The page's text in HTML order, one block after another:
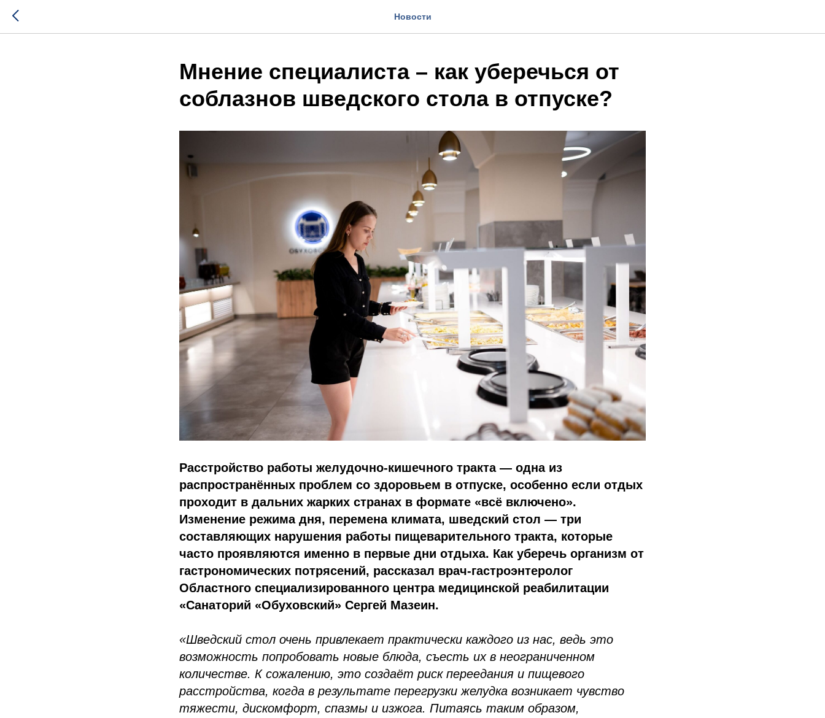
Новости
Мнение специалиста – как уберечься от
соблазнов шведского стола в отпуске?
Расстройство работы желудочно-кишечного тракта — одна из
распространённых проблем со здоровьем в отпуске, особенно если отдых
проходит в дальних жарких странах в формате «всё включено».
Изменение режима дня, перемена климата, шведский стол — три
составляющих нарушения работы пищеварительного тракта, которые
часто проявляются именно в первые дни отдыха. Как уберечь организм от
гастрономических потрясений, рассказал врач-гастроэнтеролог
Областного специализированного центра медицинской реабилитации
«Санаторий «Обуховский» Сергей Мазеин.
«Шведский стол очень привлекает практически каждого из нас, ведь это
возможность попробовать новые блюда, съесть их в неограниченном
количестве. К сожалению, это создаёт риск переедания и пищевого
расстройства, когда в результате перегрузки желудка возникает чувство
тяжести, дискомфорт, спазмы и изжога. Питаясь таким образом,